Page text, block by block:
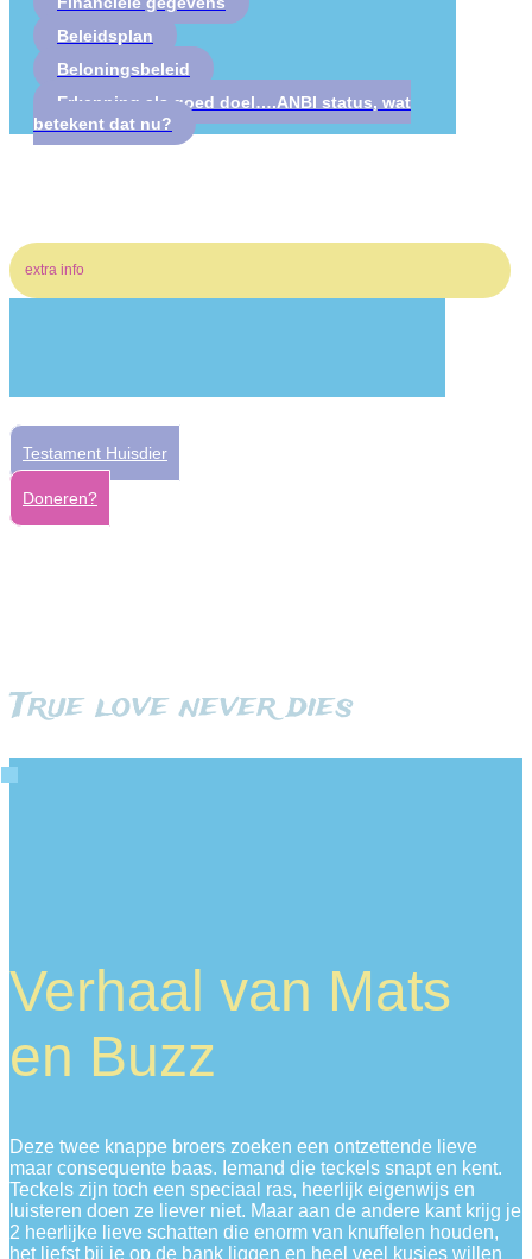
Beleidsplan
Beloningsbeleid
Erkenning als goed doel….ANBI status, wat
betekent dat nu?
extra info
Testament Huisdier
Doneren?
True love never dies
Verhaal van Mats
en Buzz
Deze twee knappe broers zoeken een ontzettende lieve
maar consequente baas. Iemand die teckels snapt en kent.
Teckels zijn toch een speciaal ras, heerlijk eigenwijs en
luisteren doen ze liever niet. Maar aan de andere kant krijg je
2 heerlijke lieve schatten die enorm van knuffelen houden,
het liefst bij je op de bank liggen en heel veel kusjes willen